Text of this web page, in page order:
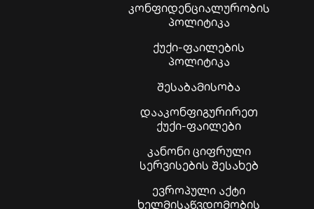
კონფიდენციალურობის
პოლიტიკა
ქუქი-ფაილების
პოლიტიკა
შესაბამისობა
დააკონფიგურირეთ
ქუქი-ფაილები
კანონი ციფრული
სერვისების შესახებ
ევროპული აქტი
ხელმისაწვდომობის